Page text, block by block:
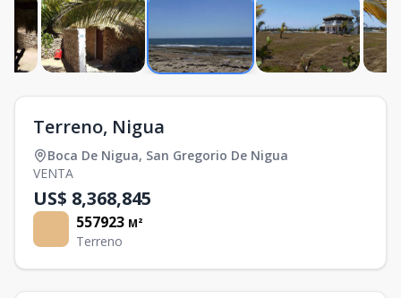
Terreno, Nigua
Boca De Nigua, San Gregorio De Nigua
VENTA
US$ 8,368,845
557923 M²
Terreno